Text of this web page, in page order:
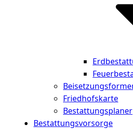
Friedhofskarte
Bestattungsplaner
Bestattungsvorsorge